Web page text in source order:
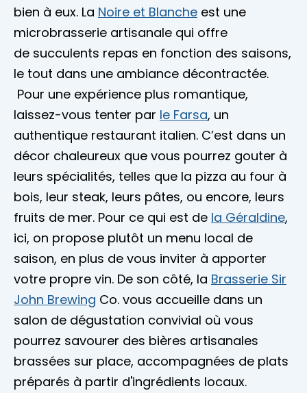
bien à eux. La Noire et Blanche est une
microbrasserie artisanale qui offre
de succulents repas en fonction des saisons,
le tout dans une ambiance décontractée.
Pour une expérience plus romantique,
laissez-vous tenter par le Farsa, un
authentique restaurant italien. C’est dans un
décor chaleureux que vous pourrez gouter à
leurs spécialités, telles que la pizza au four à
bois, leur steak, leurs pâtes, ou encore, leurs
fruits de mer. Pour ce qui est de la Géraldine,
ici, on propose plutôt un menu local de
saison, en plus de vous inviter à apporter
votre propre vin. De son côté, la Brasserie Sir
John Brewing Co. vous accueille dans un
salon de dégustation convivial où vous
pourrez savourer des bières artisanales
brassées sur place, accompagnées de plats
préparés à partir d'ingrédients locaux.